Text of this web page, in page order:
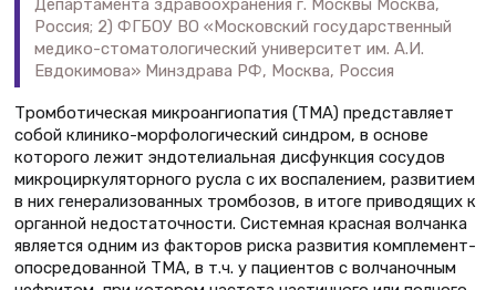
Департамента здравоохранения г. Москвы Москва,
Россия; 2) ФГБОУ ВО «Московский государственный
медико-стоматологический университет им. А.И.
Евдокимова» Минздрава РФ, Москва, Россия
Тромботическая микроангиопатия (ТМА) представляет
собой клинико-морфологический синдром, в основе
которого лежит эндотелиальная дисфункция сосудов
микроциркуляторного русла с их воспалением, развитием
в них генерализованных тромбозов, в итоге приводящих к
органной недостаточности. Системная красная волчанка
является одним из факторов риска развития комплемент-
опосредованной ТМА, в т.ч. у пациентов с волчаночным